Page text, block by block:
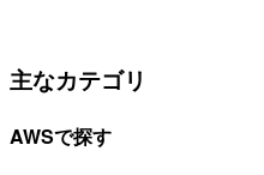
主なカテゴリ
AWSで探す